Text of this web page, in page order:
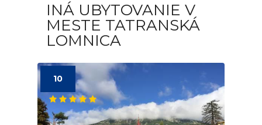
INÁ UBYTOVANIE V
MESTE TATRANSKÁ
LOMNICA
10